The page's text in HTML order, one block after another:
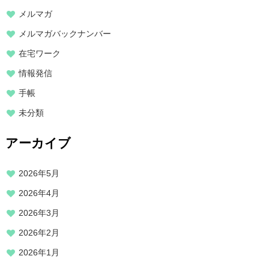
メルマガ
メルマガバックナンバー
在宅ワーク
情報発信
手帳
未分類
アーカイブ
2026年5月
2026年4月
2026年3月
2026年2月
2026年1月